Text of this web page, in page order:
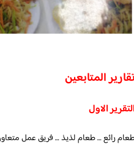
المتابعين
التقرير الاول
رائع … طعام لذيذ … فريق عمل